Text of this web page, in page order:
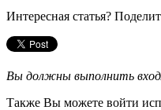
Интересная статья?
Вы должны выполнить
Также Вы можете войти